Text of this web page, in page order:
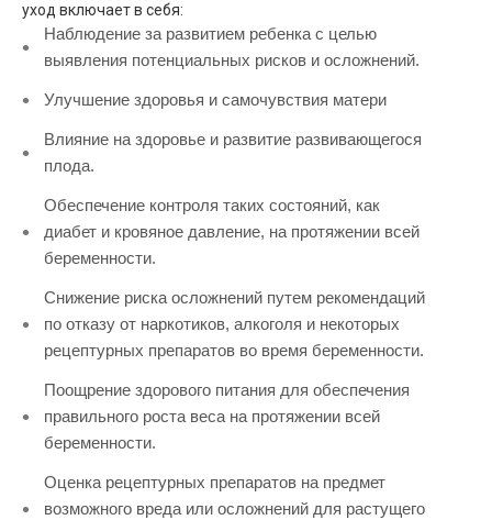
уход включает в себя:
Наблюдение за развитием ребенка с целью
выявления потенциальных рисков и осложнений.
Улучшение здоровья и самочувствия матери
Влияние на здоровье и развитие развивающегося
плода.
Обеспечение контроля таких состояний, как
диабет и кровяное давление, на протяжении всей
беременности.
Снижение риска осложнений путем рекомендаций
по отказу от наркотиков, алкоголя и некоторых
рецептурных препаратов во время беременности.
Поощрение здорового питания для обеспечения
правильного роста веса на протяжении всей
беременности.
Оценка рецептурных препаратов на предмет
возможного вреда или осложнений для растущего